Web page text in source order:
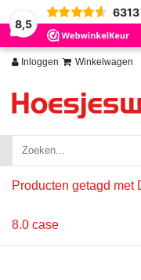
8,5
6313
Inloggen Winkelwagen
Producten getagd met
8.0 case
Wij slaan cookies op om
Nee